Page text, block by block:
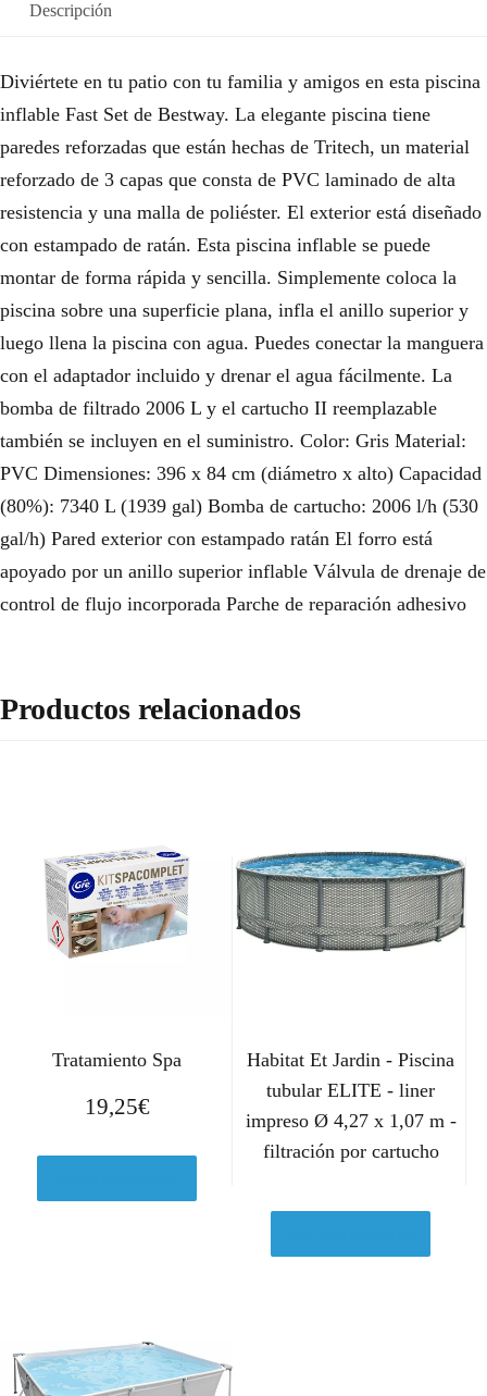
Descripción
Diviértete en tu patio con tu familia y amigos en esta piscina
inflable Fast Set de Bestway. La elegante piscina tiene
paredes reforzadas que están hechas de Tritech, un material
reforzado de 3 capas que consta de PVC laminado de alta
resistencia y una malla de poliéster. El exterior está diseñado
con estampado de ratán. Esta piscina inflable se puede
montar de forma rápida y sencilla. Simplemente coloca la
piscina sobre una superficie plana, infla el anillo superior y
luego llena la piscina con agua. Puedes conectar la manguera
con el adaptador incluido y drenar el agua fácilmente. La
bomba de filtrado 2006 L y el cartucho II reemplazable
también se incluyen en el suministro. Color: Gris Material:
PVC Dimensiones: 396 x 84 cm (diámetro x alto) Capacidad
(80%): 7340 L (1939 gal) Bomba de cartucho: 2006 l/h (530
gal/h) Pared exterior con estampado ratán El forro está
apoyado por un anillo superior inflable Válvula de drenaje de
control de flujo incorporada Parche de reparación adhesivo
Productos relacionados
Tratamiento Spa
19,25€
Habitat Et Jardin - Piscina
tubular ELITE - liner
impreso Ø 4,27 x 1,07 m -
filtración por cartucho